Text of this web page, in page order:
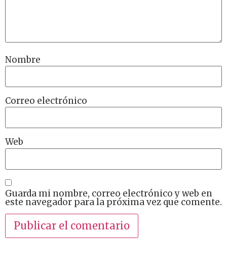
Nombre
Correo electrónico
Web
Guarda mi nombre, correo electrónico y web en
este navegador para la próxima vez que comente.